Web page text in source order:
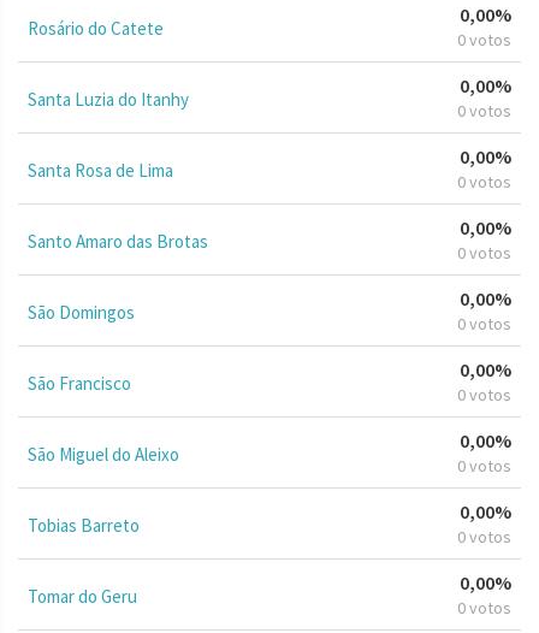
Rosário do Catete
0,00%
0 votos
Santa Luzia do Itanhy
0,00%
0 votos
Santa Rosa de Lima
0,00%
0 votos
Santo Amaro das Brotas
0,00%
0 votos
São Domingos
0,00%
0 votos
São Francisco
0,00%
0 votos
São Miguel do Aleixo
0,00%
0 votos
Tobias Barreto
0,00%
0 votos
Tomar do Geru
0,00%
0 votos